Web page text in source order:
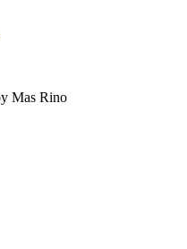
Mas Rino